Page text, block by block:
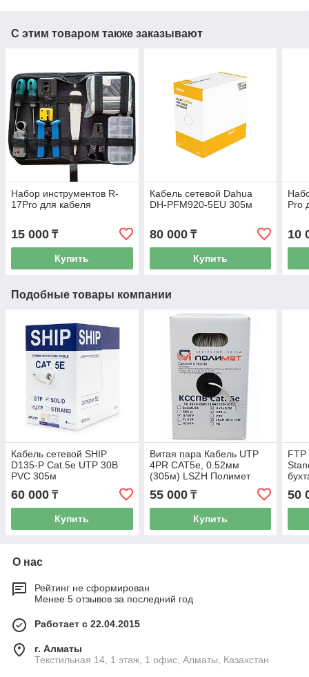
С этим товаром также заказывают
Набор инструментов R-
17Pro для кабеля
15 000 ₸
Купить
Кабель сетевой Dahua
DH-PFM920-5EU 305м
80 000₸
Купить
Pro
10
Подобные товары компании
Кабель сетевой SHIP
D135-P Cat.5e UTP 30В
PVC 305м
60 000 ₸
Купить
Витая пара Кабель UTP
4PR CAT5e, 0.52мм
(305м) LSZH Полимет
(КССПВ-5е 4х2х0,52)
Кабель сетевой
55 000₸
Купить
FTP
50
О нас
Рейтинг не сформирован
Менее 5 отзывов за последний год
Работает с 22.04.2015
г. Алматы
Текстильная 14, 1 этаж, 1 офис, Алматы, Казахстан